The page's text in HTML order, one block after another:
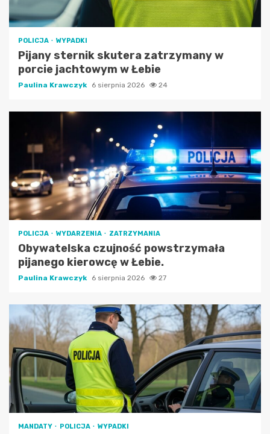
POLICJA WYPADKI
Pijany sternik skutera zatrzymany w
porcie jachtowym w Łebie
Paulina Krawczyk 6 sierpnia 2026 24
POLICJA WYDARZENIA ZATRZYMANIA
Obywatelska czujność powstrzymała
pijanego kierowcę w Łebie.
Paulina Krawczyk 6 sierpnia 2026 27
MANDATY POLICJA WYPADKI